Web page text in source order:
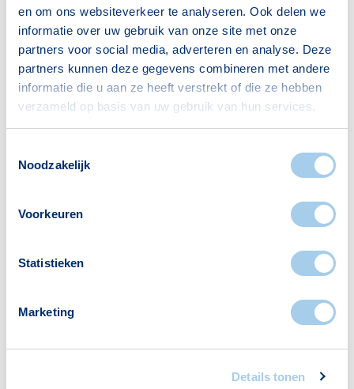
en om ons websiteverkeer te analyseren. Ook delen we
informatie over uw gebruik van onze site met onze
partners voor social media, adverteren en analyse. Deze
partners kunnen deze gegevens combineren met andere
informatie die u aan ze heeft verstrekt of die ze hebben
verzameld op basis van uw gebruik van hun services.
Noodzakelijk
Voorkeuren
Statistieken
Marketing
Details tonen
Bron: CBS
Huishoudens
Alleenwonend
228
Gezin zonder kinderen
200
Bron: CBS